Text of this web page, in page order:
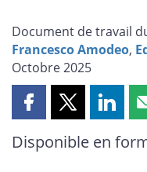
Document de travail
Francesco Amodeo,
Octobre 2025
Partager
page
Partager
page page
Disponible en